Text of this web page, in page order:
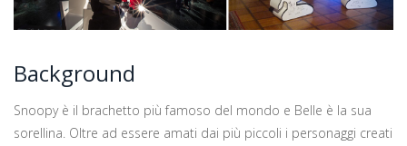
Background
Snoopy è il brachetto più famoso del mondo e Belle è la sua
sorellina. Oltre ad essere amati dai più piccoli i personaggi creati